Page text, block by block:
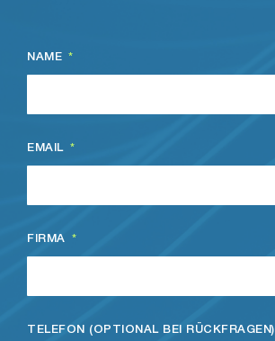
NAME
EMAIL
FIRMA
TELEFON (OPTIONAL BEI RÜCKFRAGEN)